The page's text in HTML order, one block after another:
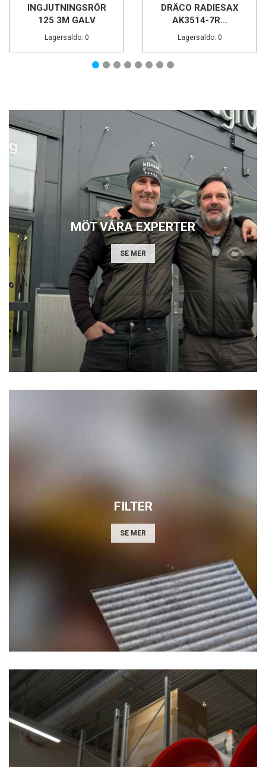
INGJUTNINGSRÖR
125 3M GALV
Lagersaldo: 0
DRÄCO RADIESAX
AK3514-7R...
Lagersaldo: 0
MÖT VÅRA EXPERTER
SE MER
FILTER
SE MER